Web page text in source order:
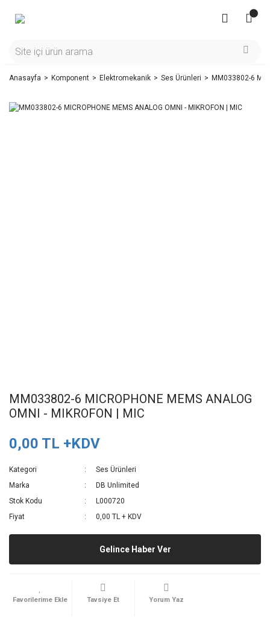
Anasayfa Komponent Elektromekanik Ses Ürünleri MM033802-6
MM033802-6 MICROPHONE MEMS ANALOG
OMNI - MIKROFON | MIC
0,00 TL +KDV
Kategori
Ses Ürünleri
Marka
DB Unlimited
Stok Kodu
L000720
Fiyat
0,00 TL + KDV
Gelince Haber Ver
Tavsiye Et Yorum Yaz